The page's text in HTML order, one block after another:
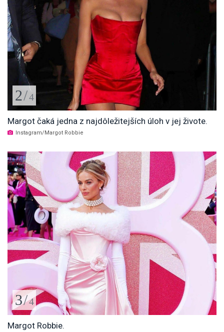
2/4
Margot čaká jedna z najdôležitejších úloh v jej živote.
Instagram/Margot Robbie
3/4
Margot Robbie.